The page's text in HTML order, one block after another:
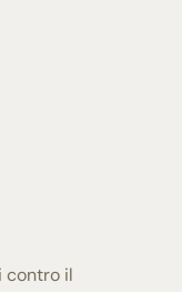
contro il